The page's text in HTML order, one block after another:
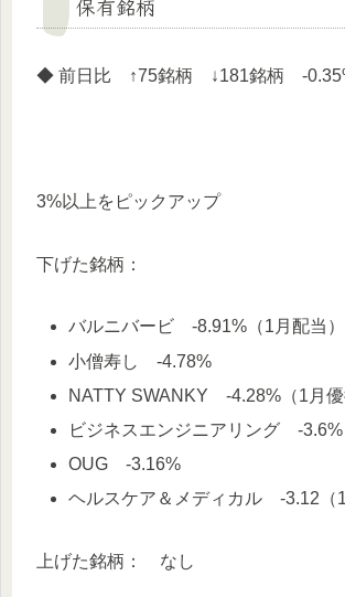
◆ 前日比 ↑75銘柄 ↓181銘柄 -
3%以上をピックアップ
下げた銘柄：
バルニバービ -8.91%（1月配当）
小僧寿し -4.78%
NATTY SWANKY -4.28%（1月優
ビジネスエンジニアリング -3.6%
OUG -3.16%
ヘルスケア＆メディカル -3.12（1
上げた銘柄： なし